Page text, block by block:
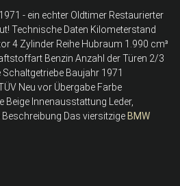
- ein echter Oldtimer Restaurierter
Technische Daten Kilometerstand
4 Zylinder Reihe Hubraum 1.990 cm³
Benzin Anzahl der Türen 2/3
Baujahr 1971
Neu vor Übergabe Farbe
Beige Innenausstattung Leder,
Das viersitzige BMW